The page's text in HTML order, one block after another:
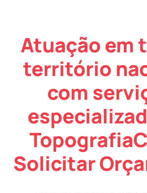
Atuação em
território
com
Solicitar